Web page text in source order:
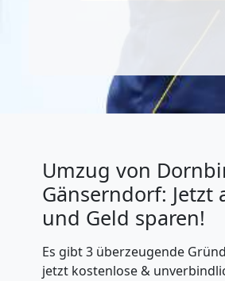
Umzug von
Gänserndorf: Jetzt
und Geld sparen!
Es gibt 3 überzeugende
jetzt kostenlose &